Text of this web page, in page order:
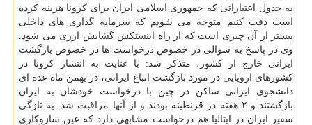
به جدول اعتباراتی كه جمهوری اسلامی ایران برای كرونا هزینه كرده
است دقت كنیم متوجه می شویم كه سرمایه گذاری های داخلی
بیشتر از آن چیزی است كه از راه اینستكس گشایش ارزی می شود.
وی در پاسخ به سوالی در خصوص درخواست ها در خصوص بازگشت
ایرانی خارج از كشور، متذكر شد: با عنایت به انتشار كرونا در
كشورهای اروپایی در مورد بازگشت اتباع ایرانی، در بهمن ماه عده ای
دانشجوی ایرانی ساكن در چین با درخواست خودشان به ایران
بازگشتند و ۲ هفته در قرنطینه بودند و از آنها مراقبت شد. به تازگی
سفیر ایران در ایتالیا هم درخواست مشابهی دارد كه عین سازوكاری